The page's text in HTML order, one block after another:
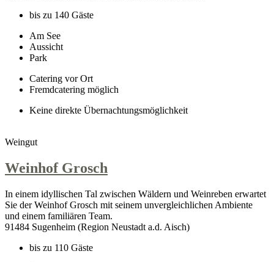
bis zu 140 Gäste
Am See
Aussicht
Park
Catering vor Ort
Fremdcatering möglich
Keine direkte Übernachtungsmöglichkeit
Weingut
Weinhof Grosch
In einem idyllischen Tal zwischen Wäldern und Weinreben erwartet
Sie der Weinhof Grosch mit seinem unvergleichlichen Ambiente
und einem familiären Team.
91484 Sugenheim (Region Neustadt a.d. Aisch)
bis zu 110 Gäste